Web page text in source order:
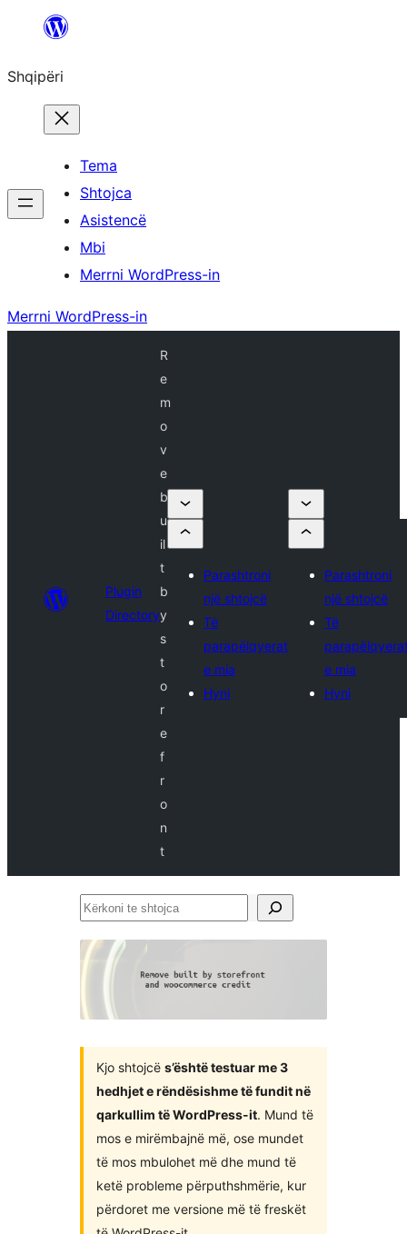
Hidhu
lënda
Shqipëri
Tema
Shtojca
Asistencë
Mbi
Merrni WordPress-in
Merrni WordPress-in
Plugin
Directory
R
e
m
o
v
e
b
u
il
t
b
y
s
t
o
r
e
f
r
o
n
t
Parashtroni
një shtojcë
Të
parapëlqyerat
e mia
Hyni
Parashtroni
një shtojcë
Të
e mia
Hyni
Kërkoni
shtojca
Kjo shtojcë s’është testuar me 3
hedhjet e rëndësishme të fundit në
qarkullim të WordPress-it. Mund të
mos e mirëmbajnë më, ose mundet
të mos mbulohet më dhe mund të
ketë probleme përputhshmërie, kur
përdoret me versione më të freskët